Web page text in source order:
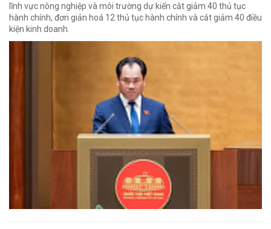
lĩnh vực nông nghiệp và môi trường dự kiến cắt giảm 40 thủ tục
hành chính, đơn giản hoá 12 thủ tục hành chính và cắt giảm 40 điều
kiện kinh doanh.